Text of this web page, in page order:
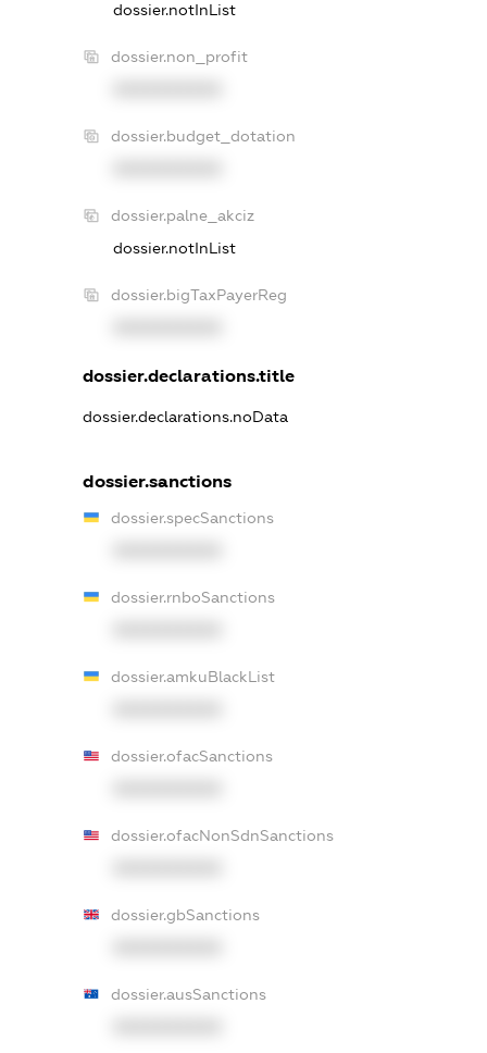
dossier.notInList
dossier.non_profit
dossier.budget_dotation
dossier.palne_akciz
dossier.notInList
dossier.bigTaxPayerReg
dossier.declarations.title
dossier.declarations.noData
dossier.sanctions
dossier.specSanctions
dossier.rnboSanctions
dossier.amkuBlackList
dossier.ofacSanctions
dossier.ofacNonSdnSanctions
dossier.gbSanctions
dossier.ausSanctions